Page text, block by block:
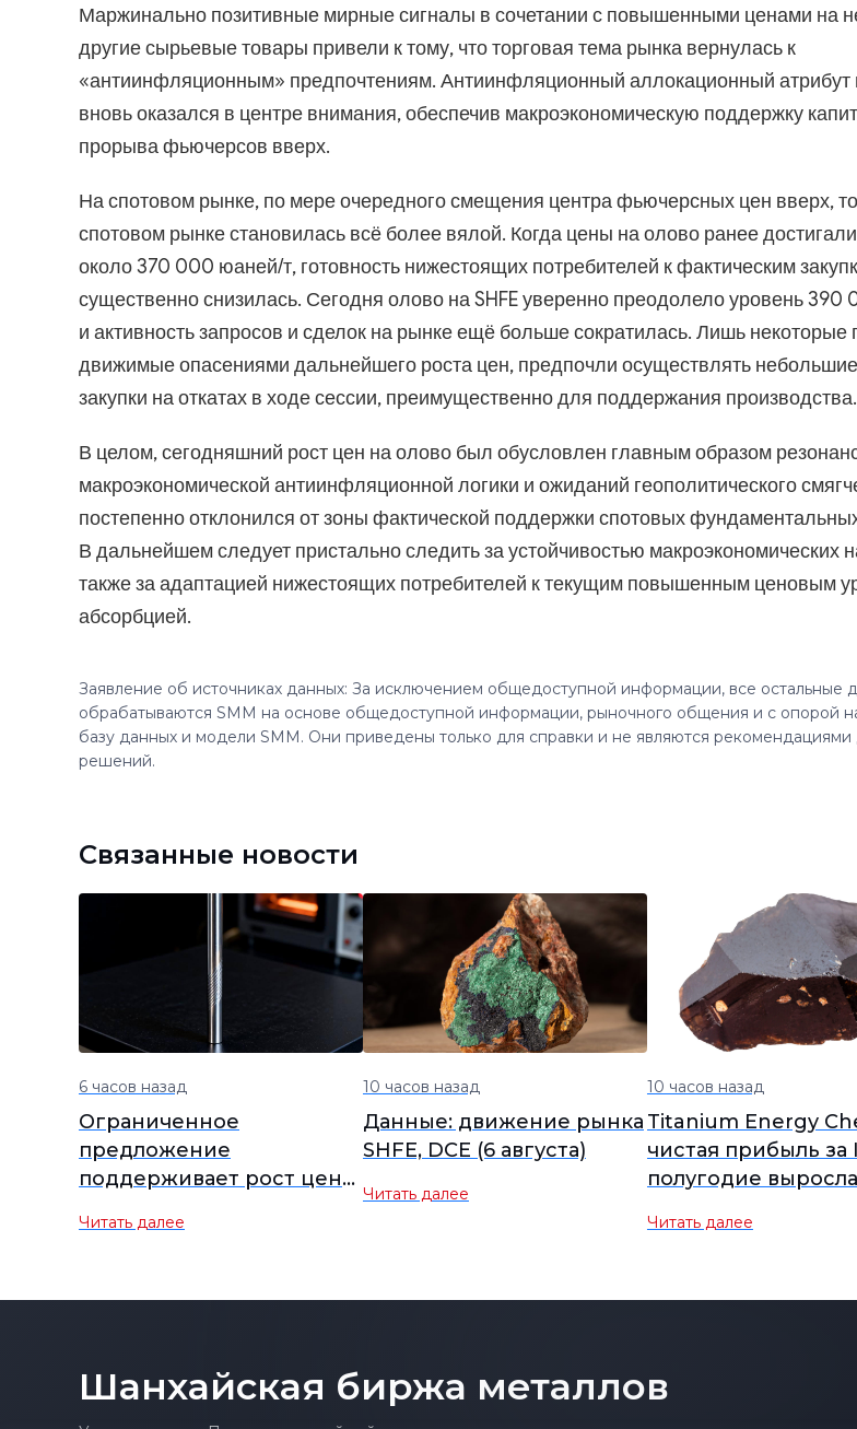
Маржинально позитивные мирные сигналы в сочетании с повышенными ценами на
другие сырьевые товары привели к тому, что торговая тема рынка вернулась к
«антиинфляционным» предпочтениям. Антиинфляционный аллокационный атрибут
вновь оказался в центре внимания, обеспечив макроэкономическую поддержку
прорыва фьючерсов вверх.
На спотовом рынке, по мере очередного смещения центра фьючерсных цен вверх,
спотовом рынке становилась всё более вялой. Когда цены на олово ранее
около 370 000 юаней/т, готовность нижестоящих потребителей к фактическим
существенно снизилась. Сегодня олово на SHFE уверенно преодолело уровень 390
и активность запросов и сделок на рынке ещё больше сократилась. Лишь некоторые
движимые опасениями дальнейшего роста цен, предпочли осуществлять
закупки на откатах в ходе сессии, преимущественно для поддержания производства.
В целом, сегодняшний рост цен на олово был обусловлен главным образом
макроэкономической антиинфляционной логики и ожиданий геополитического
постепенно отклонился от зоны фактической поддержки спотовых
В дальнейшем следует пристально следить за устойчивостью макроэкономических
также за адаптацией нижестоящих потребителей к текущим повышенным ценовым
абсорбцией.
Заявление об источниках данных: За исключением общедоступной информации, все остальные
обрабатываются SMM на основе общедоступной информации, рыночного общения и с опорой
базу данных и модели SMM. Они приведены только для справки и не являются рекомендациями
решений.
Связанные новости
6 часов назад
Ограниченное
предложение
поддерживает рост цен
редких металлов
Читать далее
10 часов назад
Данные: движение рынка
SHFE, DCE (6 августа)
Читать далее
10 часов назад
Titanium Energy
чистая прибыль за I
полугодие
дивиденд 0,2 юаня
Читать далее
Шанхайская биржа металлов